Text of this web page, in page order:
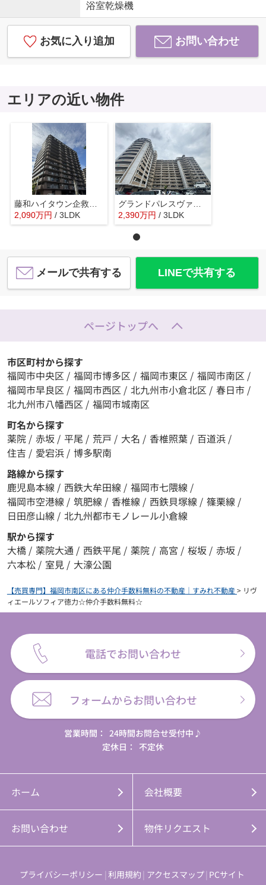
浴室乾燥機
お気に入り追加 お問い合わせ
エリアの近い物件
2,090万円 / 3LDK
2,390万円 / 3LDK
メールで共有する LINEで共有する
ページトップへ
市区町村から探す
福岡市中央区 / 福岡市博多区 / 福岡市東区 / 福岡市南区 /
福岡市早良区 / 福岡市西区 / 北九州市小倉北区 / 春日市 /
北九州市八幡西区 / 福岡市城南区
町名から探す
薬院 / 赤坂 / 平尾 / 荒戸 / 大名 / 香椎照葉 / 百道浜 /
住吉 / 愛宕浜 / 博多駅南
路線から探す
鹿児島本線 / 西鉄大牟田線 / 福岡市七隈線 /
福岡市空港線 / 筑肥線 / 香椎線 / 西鉄貝塚線 / 篠栗線 /
日田彦山線 / 北九州都市モノレール小倉線
駅から探す
大橋 / 薬院大通 / 西鉄平尾 / 薬院 / 高宮 / 桜坂 / 赤坂 /
六本松 / 室見 / 大濠公園
【売買専門】福岡市南区にある仲介手数料無料の不動産｜すみれ不動産> リヴ
ィエールソフィア徳力☆仲介手数料無料☆
電話でお問い合わせ
フォームからお問い合わせ
営業時間： 24時間お問合せ受付中♪
定休日：
不定休
ホーム 会社概要
お問い合わせ 物件リクエスト
プライバシーポリシー 利用規約 アクセスマップ PCサイト